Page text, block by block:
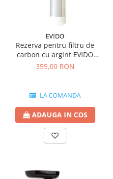
EVIDO
Rezerva pentru filtru de
carbon cu argint EVIDO
GREEN pentru bateriile de
359,00 RON
LA COMANDA
ADAUGA IN COS